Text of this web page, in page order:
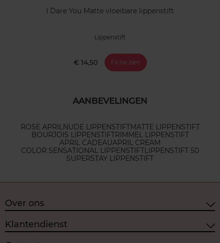
I Dare You Matte vloeibare lippenstift
Lippenstift
€ 14,50 Fiche zien
AANBEVELINGEN
ROSE APRILNUDE LIPPENSTIFTMATTE LIPPENSTIFT
BOURJOIS LIPPENSTIFTRIMMEL LIPPENSTIFT
APRIL CADEAUAPRIL CREAM
COLOR SENSATIONAL LIPPENSTIFTLIPPENSTIFT 50
SUPERSTAY LIPPENSTIFT
Over ons
Klantendienst